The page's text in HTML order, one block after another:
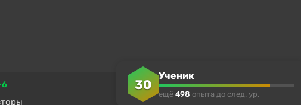
30
Ученик
ещё 498 опыта до след. ур.